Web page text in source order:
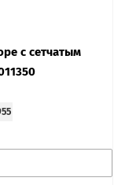
с сетчатым